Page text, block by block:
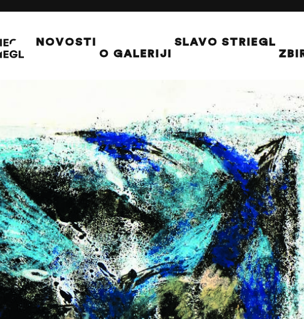
NOVOSTI
O GALERIJI
SLAVO STRIEGL